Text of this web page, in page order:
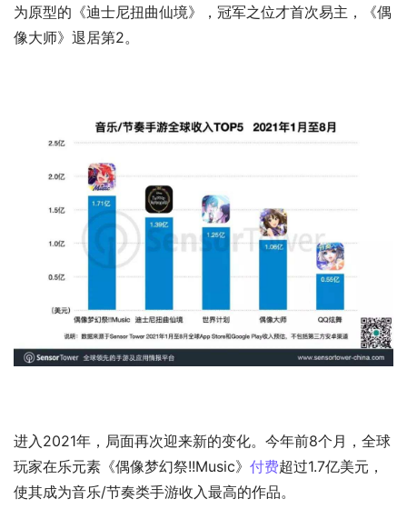
为原型的《迪士尼扭曲仙境》，冠军之位才首次易主，《偶
像大师》退居第2。
进入2021年，局面再次迎来新的变化。今年前8个月，全球
玩家在乐元素《偶像梦幻祭!!Music》 付费超过1.7亿美元，
使其成为音乐/节奏类手游收入最高的作品。